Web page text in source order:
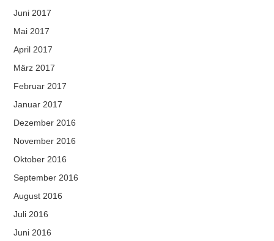
Juni 2017
Mai 2017
April 2017
März 2017
Februar 2017
Januar 2017
Dezember 2016
November 2016
Oktober 2016
September 2016
August 2016
Juli 2016
Juni 2016